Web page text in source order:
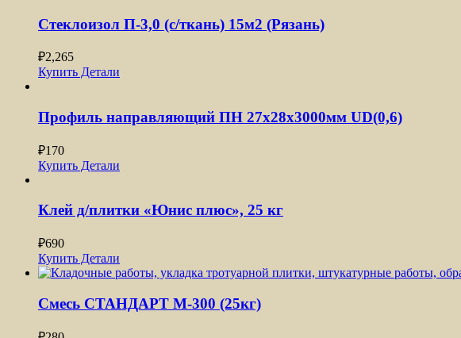
Стеклоизол П-3,0 (с/ткань) 15м2 (Рязань)
₽2,265
Купить Детали
Профиль направляющий ПН 27x28x3000мм UD(0,6)
₽170
Купить Детали
Клей д/плитки «Юнис плюс», 25 кг
₽690
Купить Детали
Смесь СТАНДАРТ М-300 (25кг)